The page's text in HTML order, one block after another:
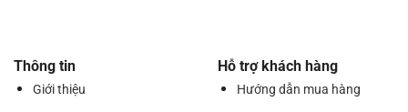
Thông tin
Giới thiệu
Hỗ trợ khách hàng
Hướng dẫn mua hàng